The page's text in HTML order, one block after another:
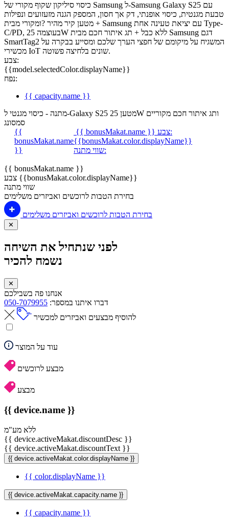
כיסוי סיליקון שקוף מקורי של Samsung ל-Samsung Galaxy S25 עם
טבעת מגנטית, כיסוי אופנתי, דק אך חסון, המספק הגנה מזעזועים ונפילות
+ מטען קיר מהיר ?ומקורי מבית Samsung עם יציאת טעינה אחת Type-
C/PD, בעוצמה 25W ללא כבל + תג איתור חכם מבית Samsung דגם
SmartTag2 המשגיח על מיקומם של חפצי הערך שלכם ומסייע בבקרה על
מכשירי IoT שונים בלחיצה פשוטה.
צבע:
{{model.selectedColor.displayName}}
נפח:
{{ capacity.name }}
מתנה - כיסוי מגנטי ל-Galaxy S25 מטען 25W ותג איתור חכם מקוריים
סמסונג
{{
bonusMakat.name
}}
{{ bonusMakat.name }}
צבע:
{{bonusMakat.color.displayName}}
שווי מתנה:
{{ bonusMakat.name }}
צבע {{bonusMakat.color.displayName}}
שווי מתנה
בחירת הטבות לרוכשים ואביזרים משלימים
בחירת הטבות לרוכשים ואביזרים משלימים
✕
לפני שנתחיל את השיחה
נשמח להכיר
✕
אנחנו פה בשבילכם
דברו איתנו במספר: 050-7079955
להוסיף מבצעים ואביזרים למכשיר
עוד על המוצר
מבצע לרוכשים
מבצע
{{ device.name }}
ללא מע"מ
{{ device.activeMakat.discountDesc }}
{{ device.activeMakat.discountText }}
{{ device.activeMakat.color.displayName }}
{{ color.displayName }}
{{ device.activeMakat.capacity.name }}
{{ capacity.name }}